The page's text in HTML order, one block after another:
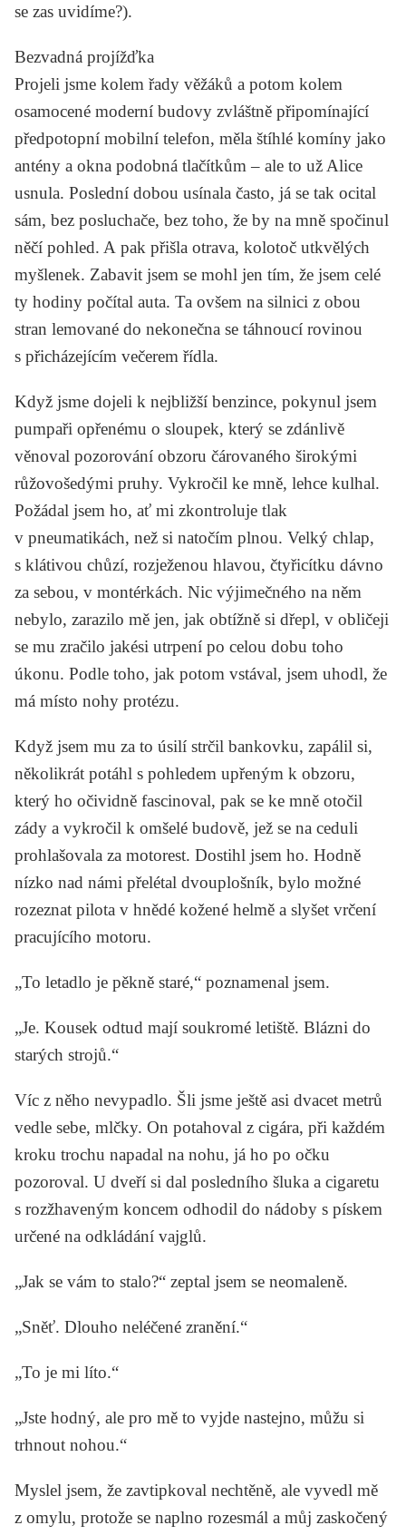
se zas uvidíme?).
Bezvadná projížďka
Projeli jsme kolem řady věžáků a potom kolem
osamocené moderní budovy zvláštně připomínající
předpotopní mobilní telefon, měla štíhlé komíny jako
antény a okna podobná tlačítkům – ale to už Alice
usnula. Poslední dobou usínala často, já se tak ocital
sám, bez posluchače, bez toho, že by na mně spočinul
něčí pohled. A pak přišla otrava, kolotoč utkvělých
myšlenek. Zabavit jsem se mohl jen tím, že jsem celé
ty hodiny počítal auta. Ta ovšem na silnici z obou
stran lemované do nekonečna se táhnoucí rovinou
s přicházejícím večerem řídla.
Když jsme dojeli k nejbližší benzince, pokynul jsem
pumpaři opřenému o sloupek, který se zdánlivě
věnoval pozorování obzoru čárovaného širokými
růžovošedými pruhy. Vykročil ke mně, lehce kulhal.
Požádal jsem ho, ať mi zkontroluje tlak
v pneumatikách, než si natočím plnou. Velký chlap,
s klátivou chůzí, rozježenou hlavou, čtyřicítku dávno
za sebou, v montérkách. Nic výjimečného na něm
nebylo, zarazilo mě jen, jak obtížně si dřepl, v obličeji
se mu zračilo jakési utrpení po celou dobu toho
úkonu. Podle toho, jak potom vstával, jsem uhodl, že
má místo nohy protézu.
Když jsem mu za to úsilí strčil bankovku, zapálil si,
několikrát potáhl s pohledem upřeným k obzoru,
který ho očividně fascinoval, pak se ke mně otočil
zády a vykročil k omšelé budově, jež se na ceduli
prohlašovala za motorest. Dostihl jsem ho. Hodně
nízko nad námi přelétal dvouplošník, bylo možné
rozeznat pilota v hnědé kožené helmě a slyšet vrčení
pracujícího motoru.
„To letadlo je pěkně staré,“ poznamenal jsem.
„Je. Kousek odtud mají soukromé letiště. Blázni do
starých strojů.“
Víc z něho nevypadlo. Šli jsme ještě asi dvacet metrů
vedle sebe, mlčky. On potahoval z cigára, při každém
kroku trochu napadal na nohu, já ho po očku
pozoroval. U dveří si dal posledního šluka a cigaretu
s rozžhaveným koncem odhodil do nádoby s pískem
určené na odkládání vajglů.
„Jak se vám to stalo?“ zeptal jsem se neomaleně.
„Sněť. Dlouho neléčené zranění.“
„To je mi líto.“
„Jste hodný, ale pro mě to vyjde nastejno, můžu si
trhnout nohou.“
Myslel jsem, že zavtipkoval nechtěně, ale vyvedl mě
z omylu, protože se naplno rozesmál a můj zaskočený